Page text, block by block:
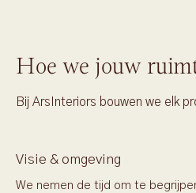
Hoe we jouw
Bij ArsInteriors bouwen we elk
Visie & omgeving
We nemen de tijd om te